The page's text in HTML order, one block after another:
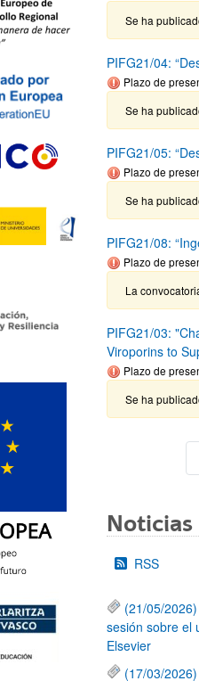
Se ha
PIFG21/04:
Plazo de
Se ha
PIFG21/05:
Plazo de
Se ha
PIFG21/08:
Plazo de
La
PIFG21/03:
Viroporins to
Plazo de
Se ha
Noticias
RSS
(21/05/
sesión sobre el
Elsevier
(17/03/